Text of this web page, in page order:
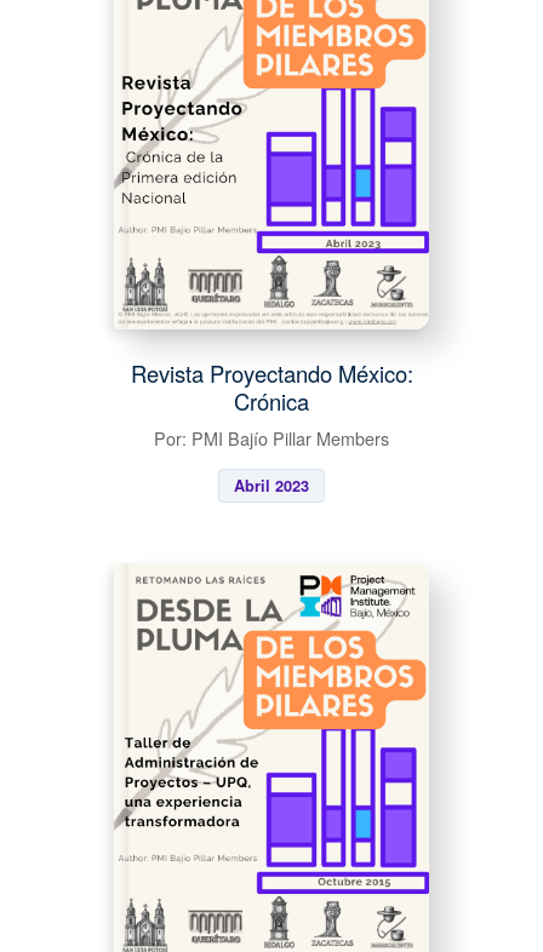
Revista Proyectando México:
Crónica
Por: PMI Bajío Pillar Members
Abril 2023